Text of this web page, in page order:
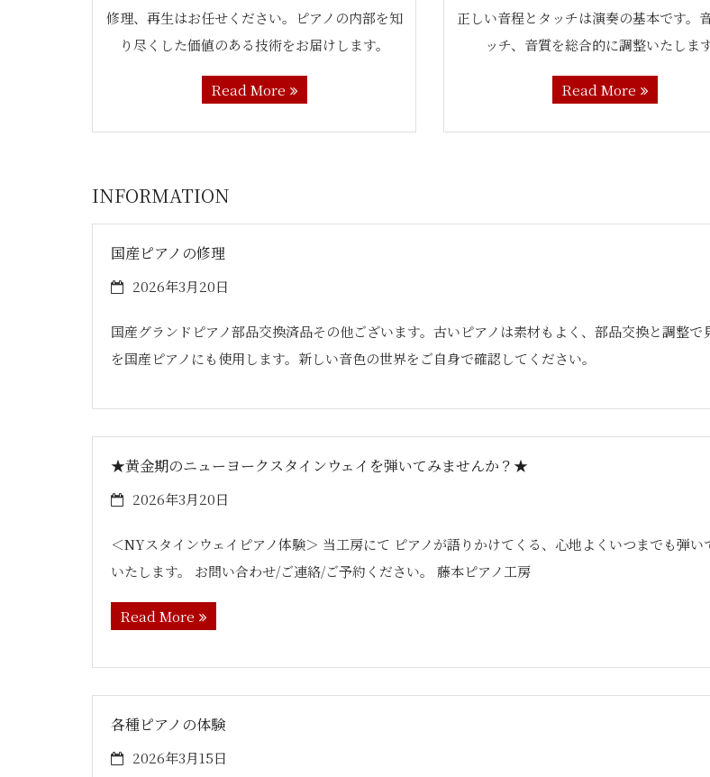
修理、再生はお任せください。ピアノの内部を知
り尽くした価値のある技術をお届けします。
Read More
正しい音程とタッチは演奏の基本です。
ッチ、音質を総合的に調整いたします
Read More
INFORMATION
国産ピアノの修理
2026年3月20日
国産グランドピアノ部品交換済品その他ございます。古いピアノは素材もよく、部品交換と調整
を国産ピアノにも使用します。新しい音色の世界をご自身で確認してください。
★黄金期のニューヨークスタインウェイを弾いてみませんか？★
2026年3月20日
＜NYスタインウェイピアノ体験＞ 当工房にて ピアノが語りかけてくる、心地よくいつまでも弾
いたします。 お問い合わせ/ご連絡/ご予約ください。 藤本ピアノ工房
Read More
各種ピアノの体験
2026年3月15日